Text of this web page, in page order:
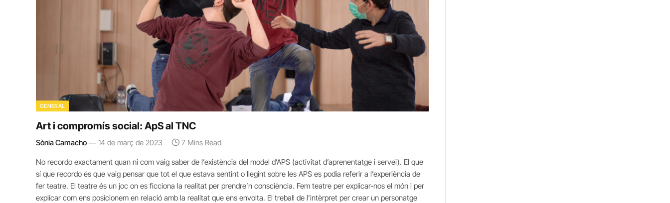
GENERAL
Art i compromís social: ApS al TNC
Sònia Camacho 14 de març de 2023 7 Mins Read
No recordo exactament quan ni com vaig saber de l’existència del model d’APS (activitat d’aprenentatge i servei). El que
sí que recordo és que vaig pensar que tot el que estava sentint o llegint sobre les APS es podia referir a l’experiència de
fer teatre. El teatre és un joc on es ficciona la realitat per prendre’n consciència. Fem teatre per explicar-nos el món i per
explicar com ens posicionem en relació amb la realitat que ens envolta. El treball de l’intèrpret per crear un personatge